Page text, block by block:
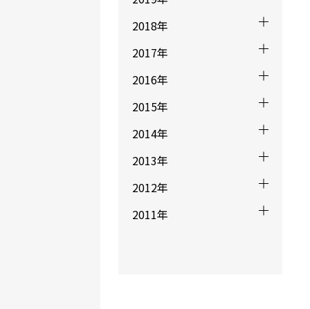
2018年
2017年
2016年
2015年
2014年
2013年
2012年
2011年